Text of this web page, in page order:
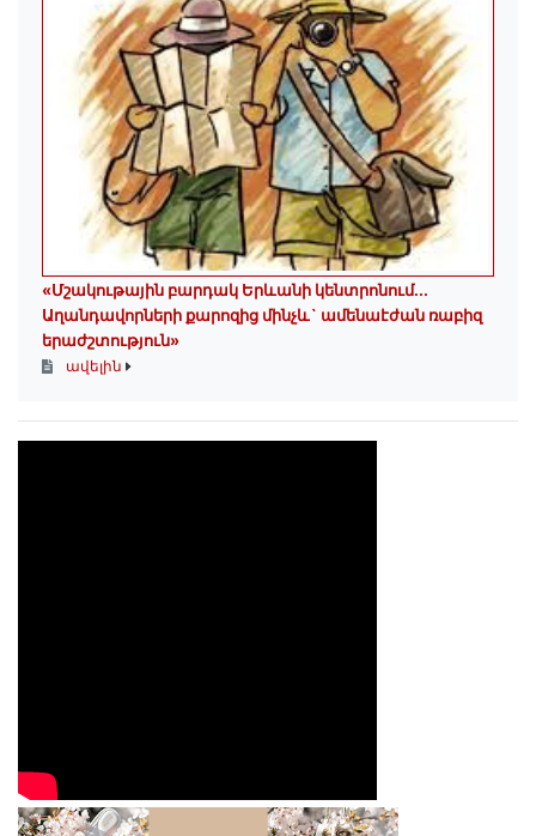
«Մշակութային բարդակ Երևանի կենտրոնում...
Աղանդավորների քարոզից մինչև` ամենաէժան ռաբիզ
երաժշտություն»
ավելին